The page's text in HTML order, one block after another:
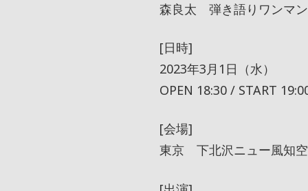
森良太 弾き語りワンマン
[日時]
2023年3月1日（水）
OPEN 18:30 / START
[会場]
東京 下北沢ニュー風知